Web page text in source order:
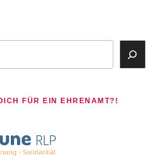
FÜR EIN EHRENAMT?!